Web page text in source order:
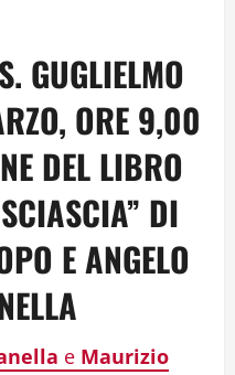
GUGLIELMO
ORE 9,00
DEL LIBRO
DI
E ANGELO
e Maurizio